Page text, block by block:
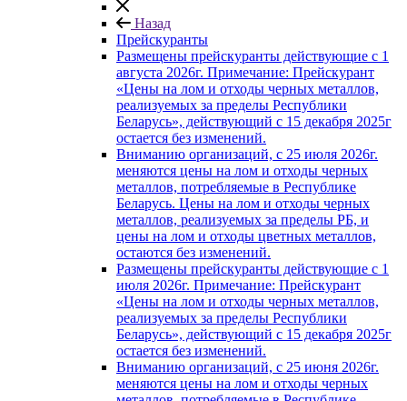
Назад
Прейскуранты
Размещены прейскуранты действующие с 1
августа 2026г. Примечание: Прейскурант
«Цены на лом и отходы черных металлов,
реализуемых за пределы Республики
Беларусь», действующий с 15 декабря 2025г
остается без изменений.
Вниманию организаций, с 25 июля 2026г.
меняются цены на лом и отходы черных
металлов, потребляемые в Республике
Беларусь. Цены на лом и отходы черных
металлов, реализуемых за пределы РБ, и
цены на лом и отходы цветных металлов,
остаются без изменений.
Размещены прейскуранты действующие с 1
июля 2026г. Примечание: Прейскурант
«Цены на лом и отходы черных металлов,
реализуемых за пределы Республики
Беларусь», действующий с 15 декабря 2025г
остается без изменений.
Вниманию организаций, с 25 июня 2026г.
меняются цены на лом и отходы черных